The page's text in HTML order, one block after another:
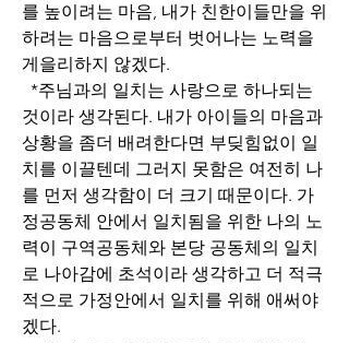
를 높이려는 마음, 내가 친한이들만을 위
하려는 마음으로부터 벗어나는 노력을
게을리하지 않겠다.
것이라 생각된다. 내가 아이들의 마음과
상황을 좀더 배려한다면 부딪힘없이 일
치를 이끌텐데 그러지 못함은 여전히 나
를 먼저 생각함이 더 크기 때문이다. 가
정공동체 안에서 일치됨을 위한 나의 노
력이 구역공동체와 본당 공동체의 일치
로 나아감에 초석이라 생각하고 더 적극
적으로 가정안에서 일치를 위해 애써야
겠다.